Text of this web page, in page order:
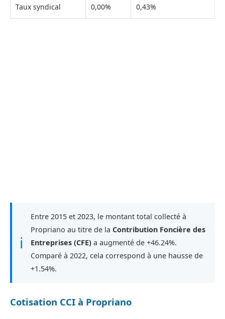
Taux syndical 0,00% 0,43%
ℹ
Entre 2015 et 2023, le montant total collecté à
Propriano au titre de la Contribution Foncière des
Entreprises (CFE) a augmenté de +46.24%.
Comparé à 2022, cela correspond à une hausse de
+1.54%.
Cotisation CCI à Propriano